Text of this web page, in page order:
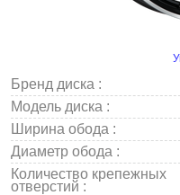
Бренд диска :
Модель диска :
Ширина обода :
Диаметр обода :
Количество крепежных
отверстий :